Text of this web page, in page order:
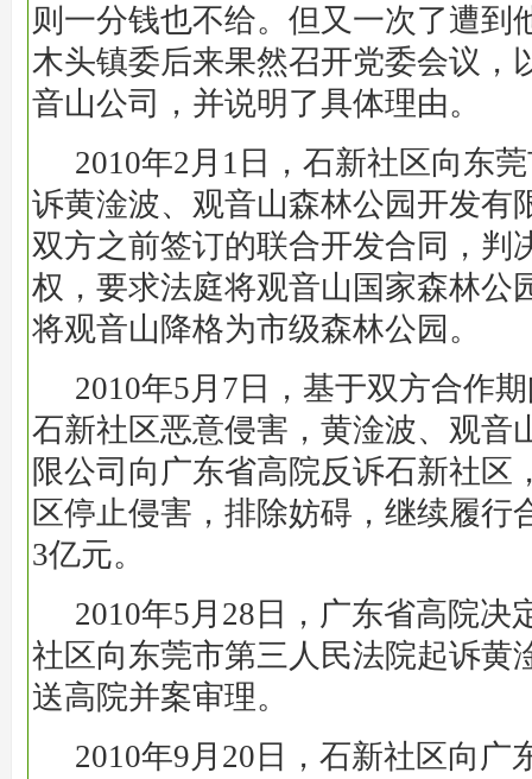
则一分钱也不给。但又一次了遭到
木头镇委后来果然召开党委会议，
音山公司，并说明了具体理由。
2010年2月1日，石新社区向东
诉黄淦波、观音山森林公园开发有
双方之前签订的联合开发合同，判
权，要求法庭将观音山国家森林公
将观音山降格为市级森林公园。
2010年5月7日，基于双方合作
石新社区恶意侵害，黄淦波、观音
限公司向广东省高院反诉石新社区
区停止侵害，排除妨碍，继续履行
3亿元。
2010年5月28日，广东省高院决
社区向东莞市第三人民法院起诉黄
送高院并案审理。
2010年9月20日，石新社区向广